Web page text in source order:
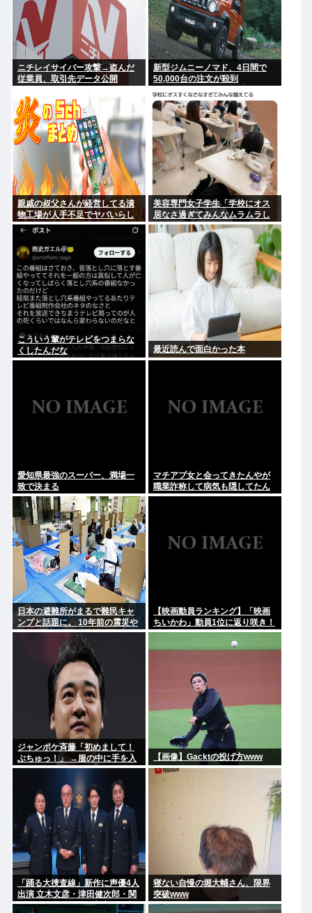
ニチレイサイバー攻撃→盗んだ
従業員、取引先データ公開
新型ジムニーノマド、4日間で
50,000台の注文が殺到
親戚の叔父さんが経営してる漬
物工場が人手不足でヤバいらし
い
美容専門女子学生「学校にオス
居なさ過ぎてみんなムラムラし
てる 」
こういう輩がテレビをつまらな
くしたんだな
最近読んで面白かった本
愛知県最強のスーパー、満場一
致で決まる
マチアプ女と会ってきたんやが
職業詐称して病気も隠してたん
やが
日本の避難所がまるで難民キャ
ンプと話題に。 10年前の震災や
能登自身の頃から指摘されてた
のになぜ改善されないのか？
【映画動員ランキング】「映画
ちいかわ」動員1位に返り咲き！
「ミニオンズ」「あの星」「ブ
ルーロック」もランクイン
ジャンポケ斉藤「初めまして！
ぶちゅっ！」 →服の中に手を入
れ胸を揉み始める。 これ異常者
【画像】Gacktの投げ方www
「踊る大捜査線」新作に声優4人
出演 立木文彦・津田健次郎・関
智一・野島健児ら警察庁の最高
寝ない自慢の堀大輔さん、限界
突破www